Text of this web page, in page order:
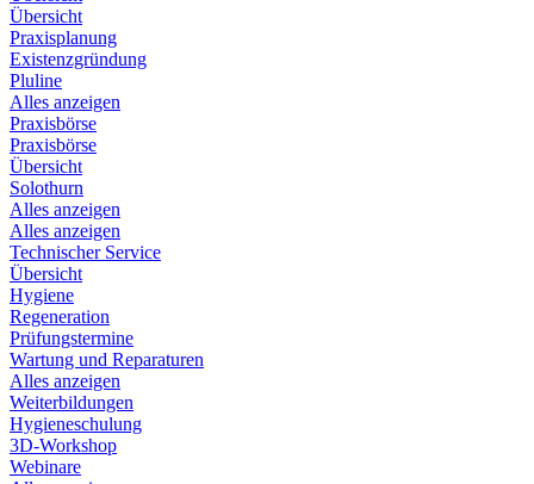
Übersicht
Praxisplanung
Existenzgründung
Pluline
Alles anzeigen
Praxisbörse
Praxisbörse
Übersicht
Solothurn
Alles anzeigen
Alles anzeigen
Technischer Service
Übersicht
Hygiene
Regeneration
Prüfungstermine
Wartung und Reparaturen
Alles anzeigen
Weiterbildungen
Hygieneschulung
3D-Workshop
Webinare